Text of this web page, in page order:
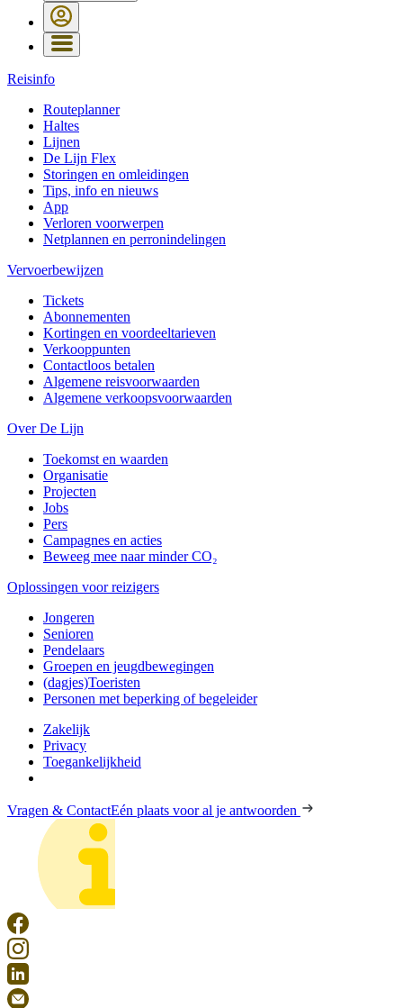
Reisinfo
Routeplanner
Haltes
Lijnen
De Lijn Flex
Storingen en omleidingen
Tips, info en nieuws
App
Verloren voorwerpen
Netplannen en perronindelingen
Vervoerbewijzen
Tickets
Abonnementen
Kortingen en voordeeltarieven
Verkooppunten
Contactloos betalen
Algemene reisvoorwaarden
Algemene verkoopsvoorwaarden
Over De Lijn
Toekomst en waarden
Organisatie
Projecten
Jobs
Pers
Campagnes en acties
Beweeg mee naar minder CO₂
Oplossingen voor reizigers
Jongeren
Senioren
Pendelaars
Groepen en jeugdbewegingen
(dagjes)Toeristen
Personen met beperking of begeleider
Zakelijk
Privacy
Toegankelijkheid
Vragen & ContactEén plaats voor al je antwoorden